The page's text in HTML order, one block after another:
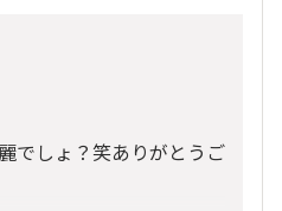
でしょ？笑ありがとうご